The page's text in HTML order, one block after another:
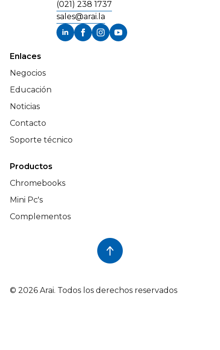
(021) 238 1737
sales@arai.la
Enlaces
Negocios
Educación
Noticias
Contacto
Soporte técnico
Productos
Chromebooks
Mini Pc's
Complementos
© 2026 Arai. Todos los derechos reservados